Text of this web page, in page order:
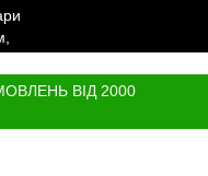
ВІД 2000